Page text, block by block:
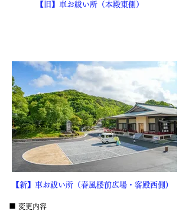
【旧】車お祓い所（本殿東側）
【新】車お祓い所（春風楼前広場・客殿西側)
■ 変更内容